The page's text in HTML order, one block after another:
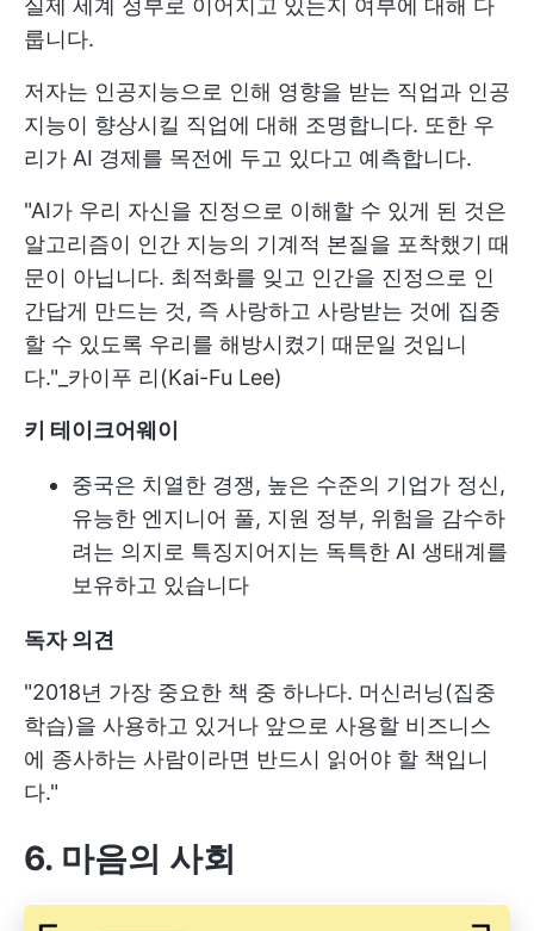
실제 세계 정부로 이어지고 있는지 여부에 대해 다
룹니다.
저자는 인공지능으로 인해 영향을 받는 직업과 인공
지능이 향상시킬 직업에 대해 조명합니다. 또한 우
리가 AI 경제를 목전에 두고 있다고 예측합니다.
"AI가 우리 자신을 진정으로 이해할 수 있게 된 것은
알고리즘이 인간 지능의 기계적 본질을 포착했기 때
문이 아닙니다. 최적화를 잊고 인간을 진정으로 인
간답게 만드는 것, 즉 사랑하고 사랑받는 것에 집중
할 수 있도록 우리를 해방시켰기 때문일 것입니
다."_카이푸 리(Kai-Fu Lee)
키 테이크어웨이
중국은 치열한 경쟁, 높은 수준의 기업가 정신,
유능한 엔지니어 풀, 지원 정부, 위험을 감수하
려는 의지로 특징지어지는 독특한 AI 생태계를
보유하고 있습니다
독자 의견
"2018년 가장 중요한 책 중 하나다. 머신러닝(집중
학습)을 사용하고 있거나 앞으로 사용할 비즈니스
에 종사하는 사람이라면 반드시 읽어야 할 책입니
다."
6. 마음의 사회